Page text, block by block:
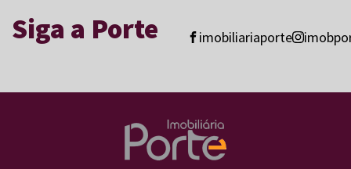
Siga a Porte imobiliariaporte